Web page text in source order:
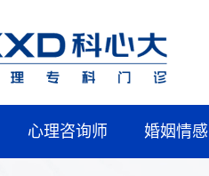
心理咨询师 婚姻情感